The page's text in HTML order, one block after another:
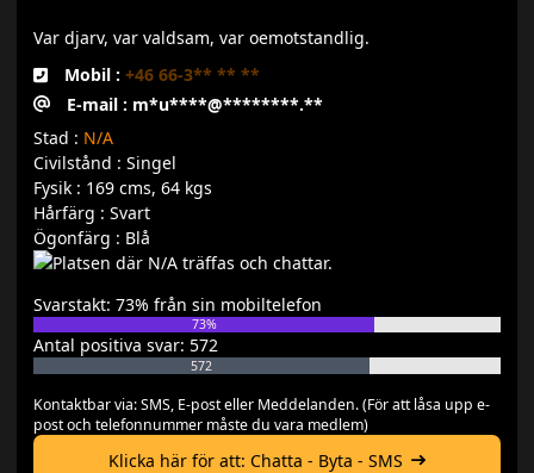
Var djarv, var valdsam, var oemotstandlig.
Mobil : +46 66-3** ** **
E-mail : m*u****@********.**
Stad : N/A
Civilstånd : Singel
Fysik : 169 cms, 64 kgs
Hårfärg : Svart
Ögonfärg : Blå
Svarstakt: 73% från sin mobiltelefon
73%
Antal positiva svar: 572
572
Kontaktbar via: SMS, E-post eller Meddelanden. (För att låsa upp e-
post och telefonnummer måste du vara medlem)
Klicka här för att: Chatta - Byta - SMS